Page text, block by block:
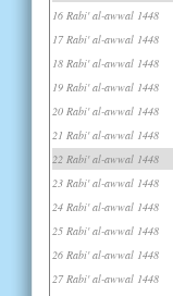
16 Rabi' al-awwal 1448
17 Rabi' al-awwal 1448
18 Rabi' al-awwal 1448
19 Rabi' al-awwal 1448
20 Rabi' al-awwal 1448
21 Rabi' al-awwal 1448
22 Rabi' al-awwal 1448
23 Rabi' al-awwal 1448
24 Rabi' al-awwal 1448
25 Rabi' al-awwal 1448
26 Rabi' al-awwal 1448
27 Rabi' al-awwal 1448